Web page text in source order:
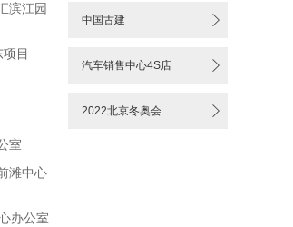
中国古建 
汽车销售中心4S店 
2022北京冬奥会 
滨江园
目
室
滩中心
办公室